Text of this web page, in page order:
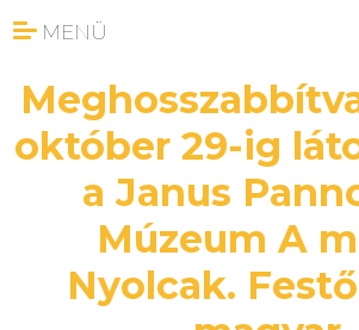
MENÜ
október 29-ig
a Janus
Múzeum A
Nyolcak.